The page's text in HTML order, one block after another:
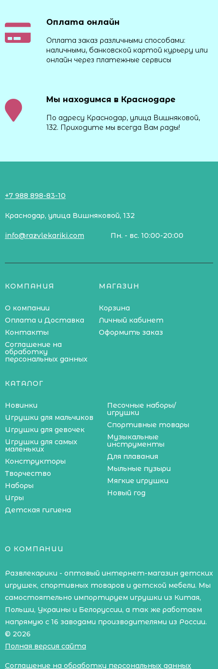
Оплата онлайн
Оплата заказ различными способами:
наличными, банковской картой курьеру или
онлайн через платежные сервисы
Мы находимся в Краснодаре
По адресу Краснодар, улица Вишняковой,
132. Приходите мы всегда Вам рады!
+7 988 898-83-10
Краснодар, улица Вишняковой, 132
info@razvlekariki.com Пн. - вс. 10:00-20:00
КОМПАНИЯ
О компании
Оплата и Доставка
Контакты
Соглашение на
обработку
персональных данных
МАГАЗИН
Корзина
Личный кабинет
Оформить заказ
КАТАЛОГ
Новинки
Игрушки для мальчиков
Игрушки для девочек
Игрушки для самых
маленьких
Конструкторы
Творчество
Наборы
Игры
Детская гигиена
Песочные наборы/
игрушки
Спортивные товары
Музыкальные
инструменты
Для плавания
Мыльные пузыри
Мягкие игрушки
Новый год
О КОМПАНИИ
Развлекарики - оптовый интернет-магазин детских
игрушек, спортивных товаров и детской мебели. Мы
самостоятельно импортируем игрушки из Китая,
Польши, Украины и Белоруссии, а так же работаем
напрямую с 16 заводами производителями из России.
© 2026
Полная версия сайта
Соглашение на обработку персональных данных